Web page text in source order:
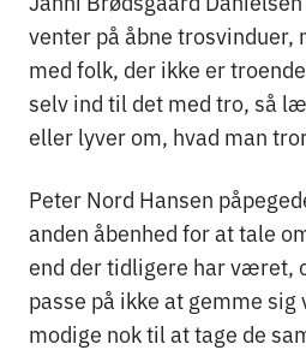
venter på åbne trosvinduer,
med folk, der ikke er
selv ind til det med tro, så
eller lyver om, hvad man
Peter Nord Hansen
anden åbenhed for at tale
end der tidligere har været,
passe på ikke at gemme
modige nok til at tage de